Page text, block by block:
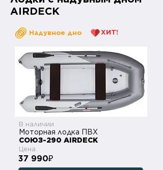
AIRDECK
Надувное дно ХИТ!
В наличии
Моторная лодка ПВХ
СОЮЗ-290 AIRDECK
Цена
37 990₽